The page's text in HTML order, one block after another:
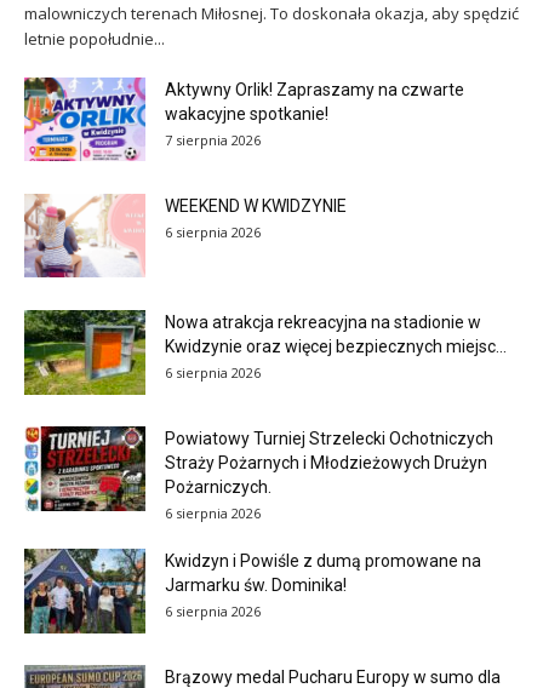
malowniczych terenach Miłosnej. To doskonała okazja, aby spędzić
letnie popołudnie...
Aktywny Orlik! Zapraszamy na czwarte
wakacyjne spotkanie!
7 sierpnia 2026
WEEKEND W KWIDZYNIE
6 sierpnia 2026
Nowa atrakcja rekreacyjna na stadionie w
Kwidzynie oraz więcej bezpiecznych miejsc...
6 sierpnia 2026
Powiatowy Turniej Strzelecki Ochotniczych
Straży Pożarnych i Młodzieżowych Drużyn
Pożarniczych.
6 sierpnia 2026
Kwidzyn i Powiśle z dumą promowane na
Jarmarku św. Dominika!
6 sierpnia 2026
Brązowy medal Pucharu Europy w sumo dla